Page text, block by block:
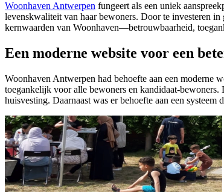
Woonhaven Antwerpen fungeert als een uniek
levenskwaliteit van haar bewoners. Door te investeren
kernwaarden van Woonhaven—betrouwbaarheid,
Een moderne website voor een
Woonhaven Antwerpen had behoefte aan een moderne
toegankelijk voor alle bewoners en kandidaat-
huisvesting. Daarnaast was er behoefte aan een